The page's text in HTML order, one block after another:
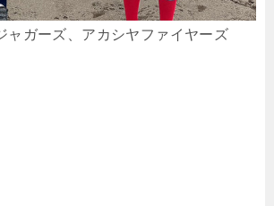
ャガーズ、アカシヤファイヤーズ